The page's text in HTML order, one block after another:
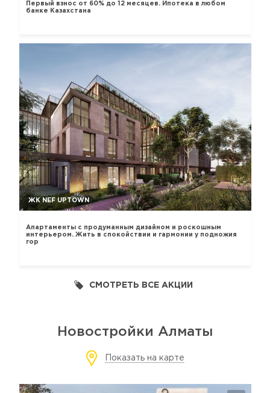
Первый взнос от 60% до 12 месяцев. Ипотека в любом
банке Казахстана
ЖК NEF UPTOWN
Апартаменты с продуманным дизайном и роскошным
интерьером. Жить в спокойствии и гармонии у подножия
гор
СМОТРЕТЬ ВСЕ АКЦИИ
Новостройки Алматы
Показать на карте